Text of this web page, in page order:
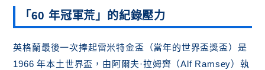
「60 年冠軍荒」的紀錄壓力
英格蘭最後一次捧起雷米特金盃（當年的世界盃獎盃）是
1966 年本土世界盃，由阿爾夫·拉姆齊（Alf Ramsey）執